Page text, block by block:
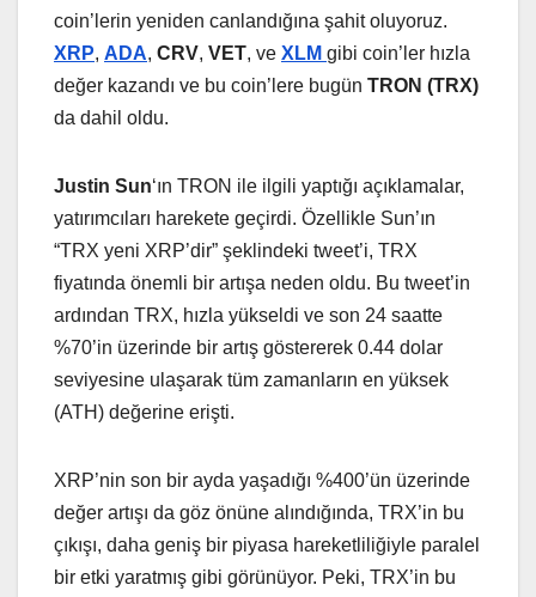
coin’lerin yeniden canlandığına şahit oluyoruz.
XRP, ADA, CRV, VET, ve XLM gibi coin’ler hızla
değer kazandı ve bu coin’lere bugün TRON (TRX)
da dahil oldu.
Justin Sun‘ın TRON ile ilgili yaptığı açıklamalar,
yatırımcıları harekete geçirdi. Özellikle Sun’ın
“TRX yeni XRP’dir” şeklindeki tweet’i, TRX
fiyatında önemli bir artışa neden oldu. Bu tweet’in
ardından TRX, hızla yükseldi ve son 24 saatte
%70’in üzerinde bir artış göstererek 0.44 dolar
seviyesine ulaşarak tüm zamanların en yüksek
(ATH) değerine erişti.
XRP’nin son bir ayda yaşadığı %400’ün üzerinde
değer artışı da göz önüne alındığında, TRX’in bu
çıkışı, daha geniş bir piyasa hareketliliğiyle paralel
bir etki yaratmış gibi görünüyor. Peki, TRX’in bu